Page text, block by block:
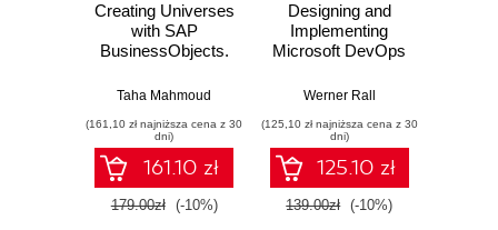
Creating Universes
with SAP
BusinessObjects.
maintain powerful
BusinessObjects
Universes with the
SAP Information
Design Tool
Taha Mahmoud
(161,10 zł najniższa cena z 30
dni)
161.10 zł
179.00zł (-10%)
Designing and
Implementing
Microsoft DevOps
Certification Guide.
DevOps expertise,
pass the AZ-400
with confidence,
and boost your
cloud career
Werner Rall
(125,10 zł najniższa cena z 30
dni)
125.10 zł
139.00zł (-10%)